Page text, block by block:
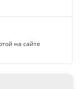
на сайте